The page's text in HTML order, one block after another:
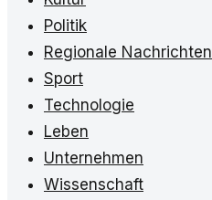
Politik
Regionale Nachrichten
Sport
Technologie
Leben
Unternehmen
Wissenschaft